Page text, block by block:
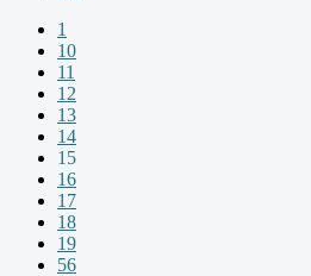
1
10
11
12
13
14
15
16
17
18
19
56